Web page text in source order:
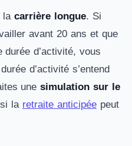
la carrière longue. Si
avant 20 ans et que
durée d’activité, vous
d’activité s’entend
unesimulation sur le
la retraite anticipéepeut